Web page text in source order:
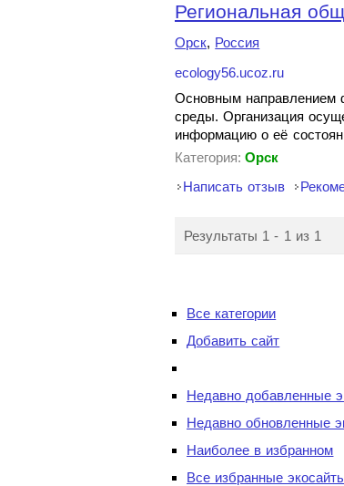
Региональная
Орск, Россия
ecology56.ucoz.ru
Основным направлением
среды. Организация
информацию о её состоян
Категория: Орск
Написать отзыв
Результаты 1 - 1 из 1
Все категории
Добавить сайт
Недавно добавленные
Недавно обновленные
Наиболее в избранном
Все избранные